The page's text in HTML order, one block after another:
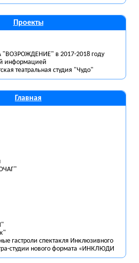
Проекты
в 2017-2018 году
информацией
театральная студия "Чудо"
Главная
гастроли спектакля Инклюзивного
студии нового формата «ИНКЛЮДИ